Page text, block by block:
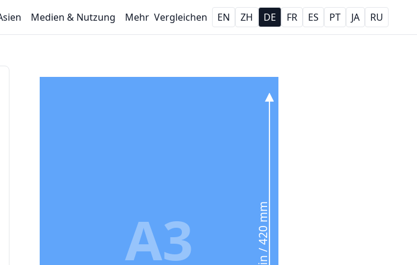
Medien & Nutzung Mehr Vergleichen EN ZH DE FR ES PT JA RU
16.5 in / 420 mm
A3